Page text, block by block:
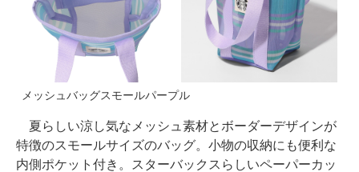
メッシュバッグスモールパープル
夏らしい涼し気なメッシュ素材とボーダーデザインが
特徴のスモールサイズのバッグ。小物の収納にも便利な
内側ポケット付き。スターバックスらしいペーパーカッ